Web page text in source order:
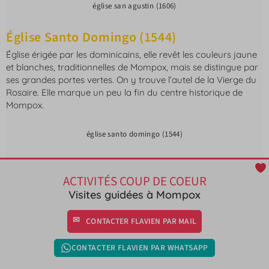
église san agustin (1606)
Église Santo Domingo (1544)
Église érigée par les dominicains, elle revêt les couleurs jaune
et blanches, traditionnelles de Mompox, mais se distingue par
ses grandes portes vertes. On y trouve l’autel de la Vierge du
Rosaire. Elle marque un peu la fin du centre historique de
Mompox.
église santo domingo (1544)
ACTIVITÉS COUP DE COEUR
Visites guidées à Mompox
CONTACTER FLAVIEN PAR MAIL
CONTACTER FLAVIEN PAR WHATSAPP